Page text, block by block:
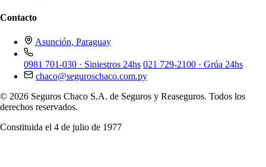
Contacto
Asunción, Paraguay
0981 701-030 · Siniestros 24hs 021 729-2100 · Grúa 24hs
chaco@seguroschaco.com.py
© 2026 Seguros Chaco S.A. de Seguros y Reaseguros. Todos los
derechos reservados.
Constituida el 4 de julio de 1977